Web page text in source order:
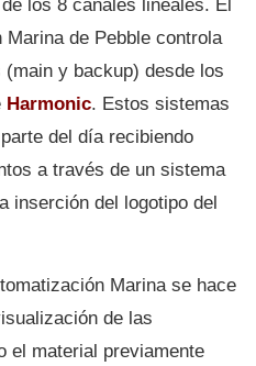
los 8 canales lineales. El
de Pebble controla
(main y backup) desde los
Harmonic. Estos sistemas
del día recibiendo
a través de un sistema
inserción del logotipo del
Marina se hace
de las
el material previamente